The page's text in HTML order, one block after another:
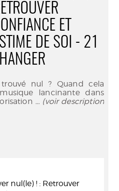
ET
DE SOI - 21
nul ? Quand cela
lancinante dans
... (voir description
nul(le) ! : Retrouver